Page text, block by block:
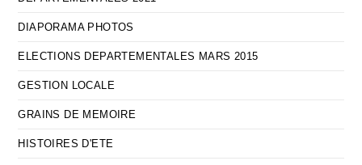
DIAPORAMA PHOTOS
ELECTIONS DEPARTEMENTALES MARS 2015
GESTION LOCALE
GRAINS DE MEMOIRE
HISTOIRES D'ETE